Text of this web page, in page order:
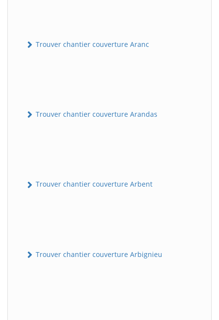
Trouver chantier couverture Aranc
Trouver chantier couverture Arandas
Trouver chantier couverture Arbent
Trouver chantier couverture Arbignieu